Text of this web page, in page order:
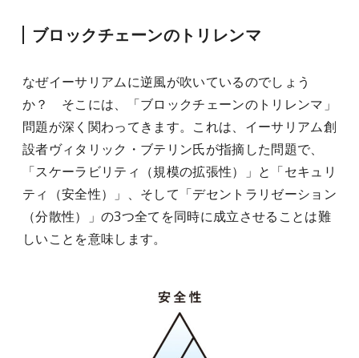
ブロックチェーンのトリレンマ
なぜイーサリアムに逆風が吹いているのでしょう
か？ そこには、「ブロックチェーンのトリレンマ」
問題が深く関わってきます。これは、イーサリアム創
設者ヴィタリック・ブテリン氏が指摘した問題で、
「スケーラビリティ（規模の拡張性）」と「セキュリ
ティ（安全性）」、そして「デセントラリゼーション
（分散性）」の3つ全てを同時に成立させることは難
しいことを意味します。